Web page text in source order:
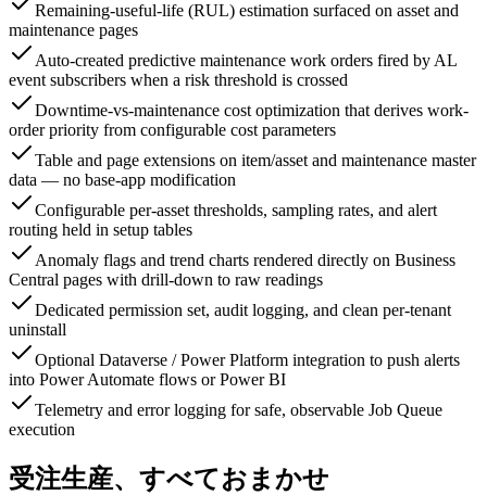
Remaining-useful-life (RUL) estimation surfaced on asset and
maintenance pages
Auto-created predictive maintenance work orders fired by AL
event subscribers when a risk threshold is crossed
Downtime-vs-maintenance cost optimization that derives work-
order priority from configurable cost parameters
Table and page extensions on item/asset and maintenance master
data — no base-app modification
Configurable per-asset thresholds, sampling rates, and alert
routing held in setup tables
Anomaly flags and trend charts rendered directly on Business
Central pages with drill-down to raw readings
Dedicated permission set, audit logging, and clean per-tenant
uninstall
Optional Dataverse / Power Platform integration to push alerts
into Power Automate flows or Power BI
Telemetry and error logging for safe, observable Job Queue
execution
受注生産、すべておまかせ